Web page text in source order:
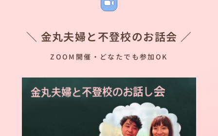
＼ 金丸夫婦と不登校のお話会 ／
ZOOM開催・どなたでも参加OK